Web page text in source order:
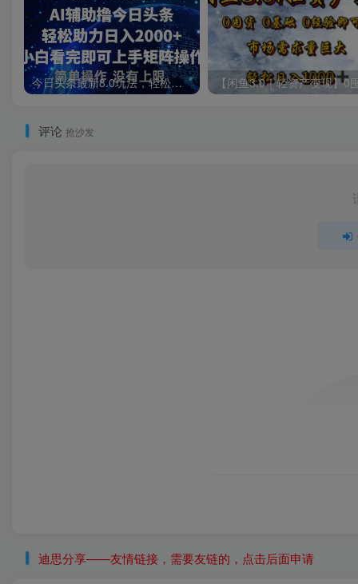
今日头条最新8.0玩法，轻松矩阵日入3000+
评论 抢沙发
迪思分享——友情链接，需要友链的，点击后面申请